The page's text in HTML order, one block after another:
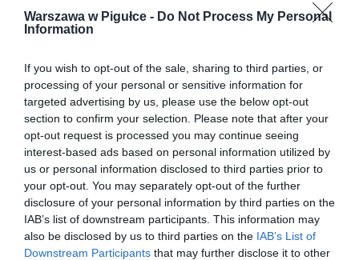
Warszawa w Pigułce - Do Not Process My Personal
Information
If you wish to opt-out of the sale, sharing to third parties, or
processing of your personal or sensitive information for
targeted advertising by us, please use the below opt-out
section to confirm your selection. Please note that after your
opt-out request is processed you may continue seeing
interest-based ads based on personal information utilized by
us or personal information disclosed to third parties prior to
your opt-out. You may separately opt-out of the further
disclosure of your personal information by third parties on the
IAB’s list of downstream participants. This information may
also be disclosed by us to third parties on the IAB’s List of
Downstream Participants that may further disclose it to other